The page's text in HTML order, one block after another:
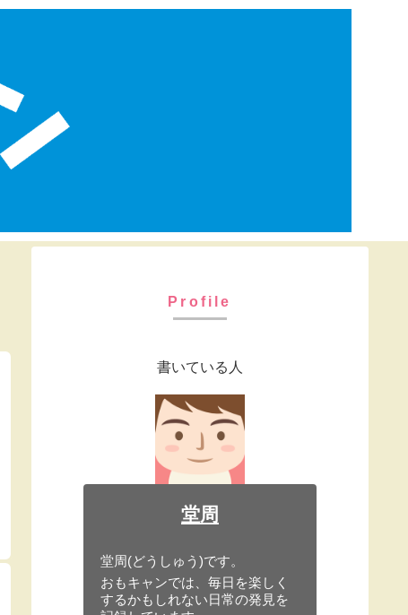
Profile
書いている人
堂周
堂周(どうしゅう)です。
おもキャンでは、毎日を楽しく
するかもしれない日常の発見を